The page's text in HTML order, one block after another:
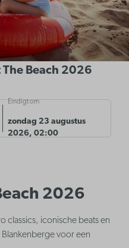
Beach 2026
Eindigt om
zondag 23 augustus
2026, 02:00
2026
classics, iconische beats en
voor een